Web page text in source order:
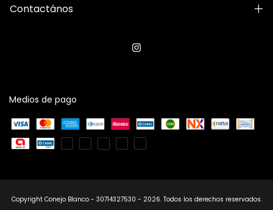
Contactános
Medios de pago
Copyright Conejo Blanco - 30714327530 - 2026. Todos los derechos reservados.